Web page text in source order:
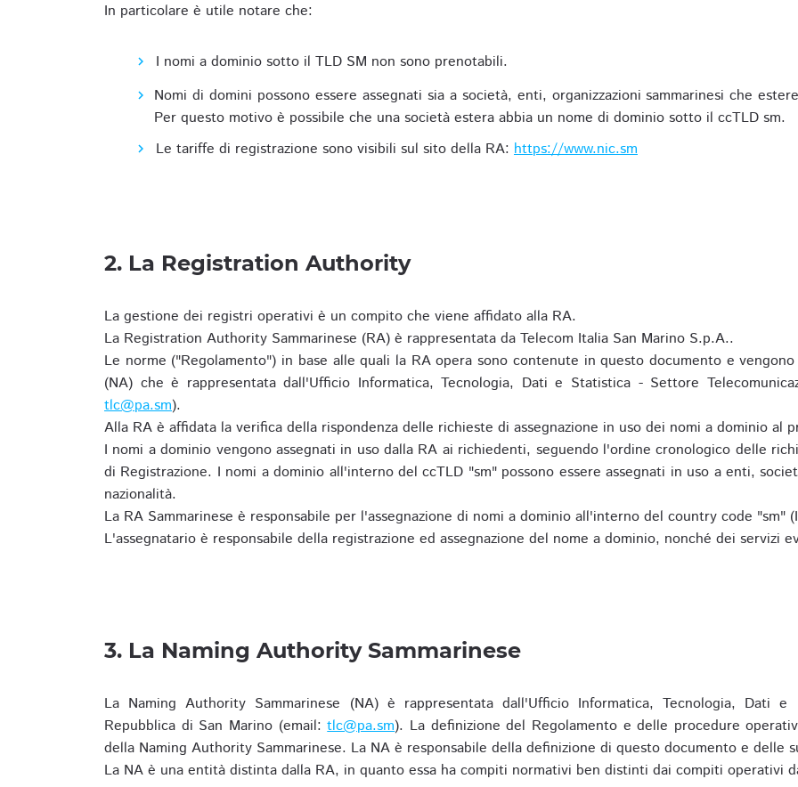
In particolare è utile notare che:
I nomi a dominio sotto il TLD SM non sono prenotabili.
Nomi di domini possono essere assegnati sia a società, enti, organizzazioni sammarinesi che
Per questo motivo è possibile che una società estera abbia un nome di dominio sotto il ccTLD sm.
Le tariffe di registrazione sono visibili sul sito della RA: https://www.nic.sm
2. La Registration Authority
La gestione dei registri operativi è un compito che viene affidato alla RA.
La Registration Authority Sammarinese (RA) è rappresentata da Telecom Italia San Marino S.p.A..
Le norme ("Regolamento") in base alle quali la RA opera sono contenute in questo documento e
(NA) che è rappresentata dall'Ufficio Informatica, Tecnologia, Dati e Statistica - Settore
tlc@pa.sm).
Alla RA è affidata la verifica della rispondenza delle richieste di assegnazione in uso dei nomi a dominio al
I nomi a dominio vengono assegnati in uso dalla RA ai richiedenti, seguendo l'ordine cronologico delle
di Registrazione. I nomi a dominio all'interno del ccTLD "sm" possono essere assegnati in uso a enti,
nazionalità.
La RA Sammarinese è responsabile per l'assegnazione di nomi a dominio all'interno del country code "sm"
L'assegnatario è responsabile della registrazione ed assegnazione del nome a dominio, nonché dei servizi
3. La Naming Authority Sammarinese
La Naming Authority Sammarinese (NA) è rappresentata dall'Ufficio Informatica, Tecnologia, Dati
Repubblica di San Marino (email:tlc@pa.sm). La definizione del Regolamento e delle procedure
della Naming Authority Sammarinese. La NA è responsabile della definizione di questo documento e delle
La NA è una entità distinta dalla RA, in quanto essa ha compiti normativi ben distinti dai compiti operativi